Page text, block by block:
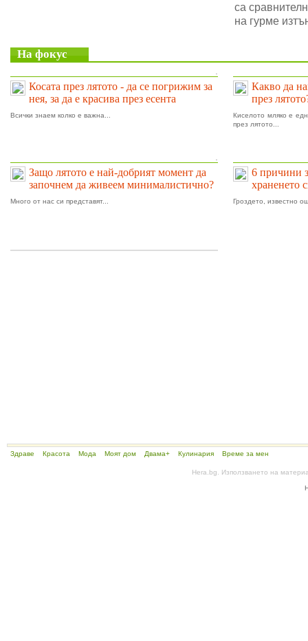
са
на гурме
На фокус
Косата през лятото - да се погрижим за
нея, за да е красива през есента
Всички знаем колко е важна...
Какво да
през
Киселото мляко е
през лятото...
Защо лятото е най-добрият момент да
започнем да живеем минималистично?
Много от нас си представят...
6 причини
храненето
Гроздето, известно
Здраве Красота Мода Моят дом Двама+ Кулинария Време за мен
Hera.bg. Използването на